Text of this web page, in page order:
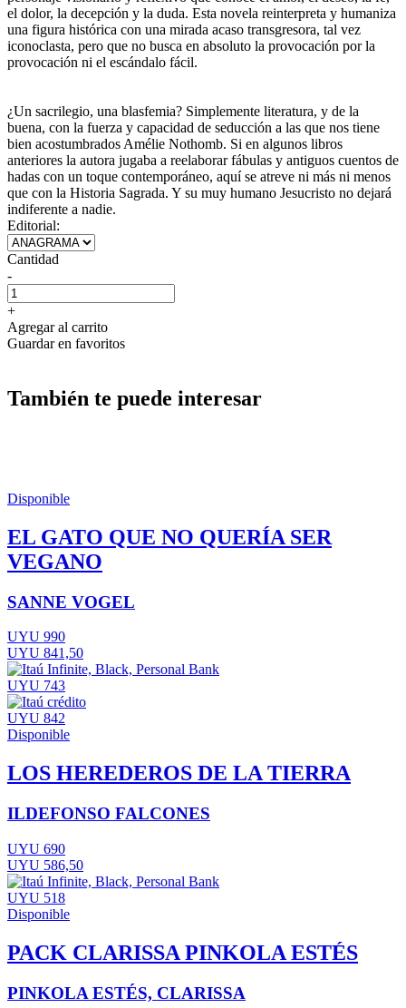
el dolor, la decepción y la duda. Esta novela reinterpreta y humaniza
una figura histórica con una mirada acaso transgresora, tal vez
iconoclasta, pero que no busca en absoluto la provocación por la
provocación ni el escándalo fácil.
¿Un sacrilegio, una blasfemia? Simplemente literatura, y de la
buena, con la fuerza y capacidad de seducción a las que nos tiene
bien acostumbrados Amélie Nothomb. Si en algunos libros
anteriores la autora jugaba a reelaborar fábulas y antiguos cuentos de
hadas con un toque contemporáneo, aquí se atreve ni más ni menos
que con la Historia Sagrada. Y su muy humano Jesucristo no dejará
indiferente a nadie.
Editorial:
Cantidad
-
+
Agregar al carrito
Guardar en favoritos
También te puede interesar
Disponible
EL GATO QUE NO QUERÍA SER
VEGANO
SANNE VOGEL
UYU 990
UYU 841,50
UYU 743
UYU 842
Disponible
LOS HEREDEROS DE LA TIERRA
ILDEFONSO FALCONES
UYU 690
UYU 586,50
UYU 518
Disponible
PACK CLARISSA PINKOLA ESTÉS
PINKOLA ESTÉS, CLARISSA